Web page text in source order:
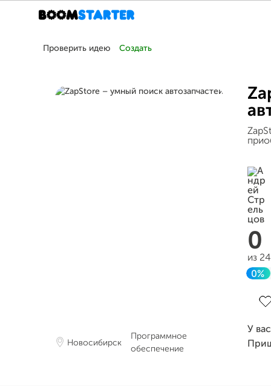
Проверить идею Создать
Новосибирск
Программное
обеспечение
0
из
0%
У